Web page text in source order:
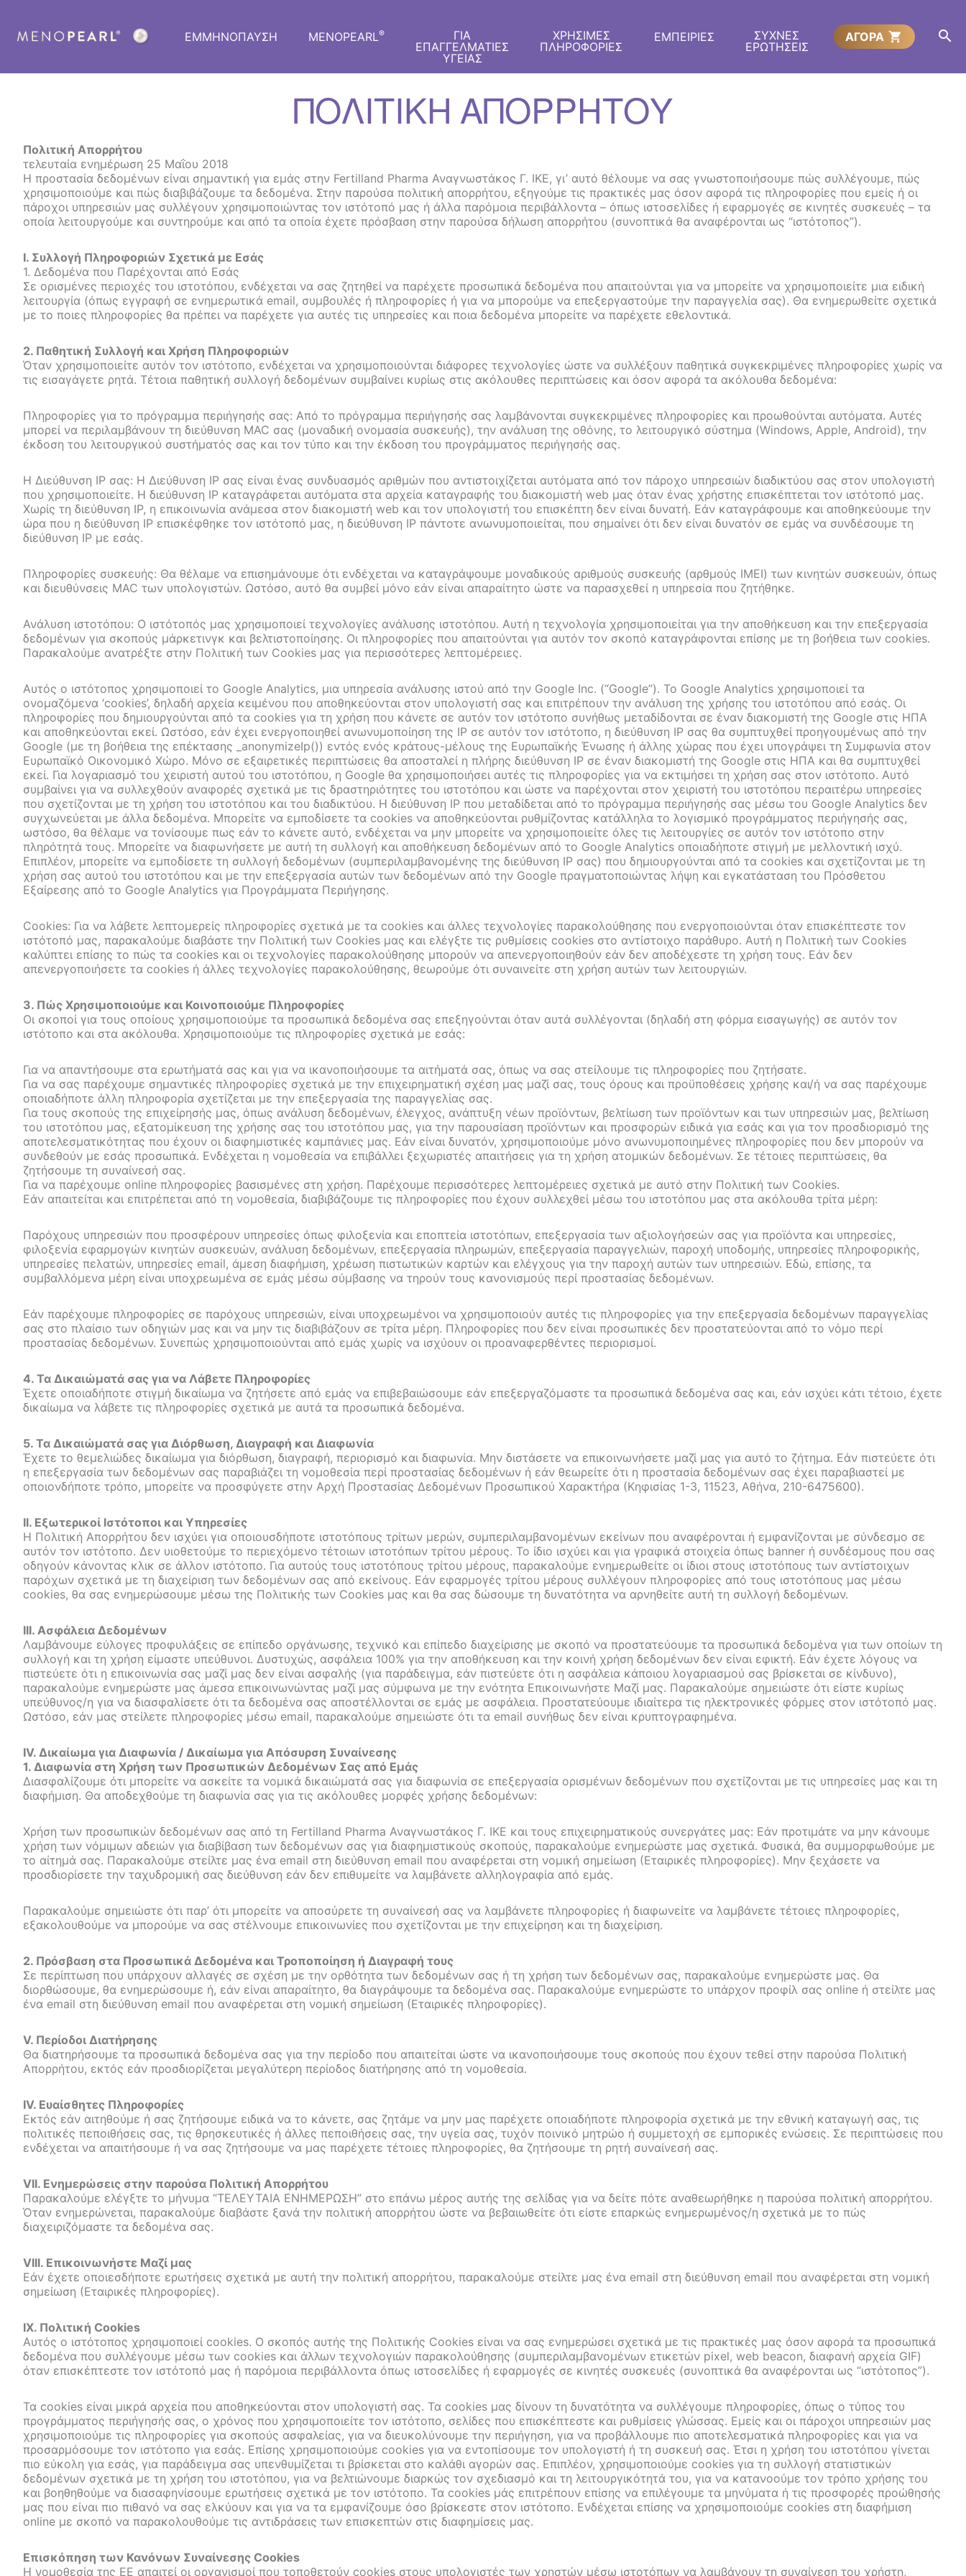
ΕΜΜΗΝΟΠΑΥΣΗ MENOPEARL®
ΓΙΑ
ΕΠΑΓΓΕΛΜΑΤΙΕΣ
ΥΓΕΙΑΣ
ΧΡΗΣΙΜΕΣ
ΠΛΗΡΟΦΟΡΙΕΣ
ΕΜΠΕΙΡΙΕΣ
ΣΥΧΝΕΣ
ΕΡΩΤΗΣΕΙΣ
ΑΓΟΡΑ
ΠΟΛΙΤΙΚΗ ΑΠΟΡΡΗΤΟΥ
Πολιτική Απορρήτου
τελευταία ενημέρωση 25 Μαΐου 2018
Η προστασία δεδομένων είναι σημαντική για εμάς στην Fertilland Pharma Αναγνωστάκος Γ. ΙΚΕ, γι’ αυτό θέλουμε να σας γνωστοποιήσουμε πώς συλλέγουμε, πώς
χρησιμοποιούμε και πώς διαβιβάζουμε τα δεδομένα. Στην παρούσα πολιτική απορρήτου, εξηγούμε τις πρακτικές μας όσον αφορά τις πληροφορίες που εμείς ή οι
πάροχοι υπηρεσιών μας συλλέγουν χρησιμοποιώντας τον ιστότοπό μας ή άλλα παρόμοια περιβάλλοντα – όπως ιστοσελίδες ή εφαρμογές σε κινητές συσκευές – τα
οποία λειτουργούμε και συντηρούμε και από τα οποία έχετε πρόσβαση στην παρούσα δήλωση απορρήτου (συνοπτικά θα αναφέρονται ως “ιστότοπος”).
I. Συλλογή Πληροφοριών Σχετικά με Εσάς
1. Δεδομένα που Παρέχονται από Εσάς
Σε ορισμένες περιοχές του ιστοτόπου, ενδέχεται να σας ζητηθεί να παρέχετε προσωπικά δεδομένα που απαιτούνται για να μπορείτε να χρησιμοποιείτε μια ειδική
λειτουργία (όπως εγγραφή σε ενημερωτικά email, συμβουλές ή πληροφορίες ή για να μπορούμε να επεξεργαστούμε την παραγγελία σας). Θα ενημερωθείτε σχετικά
με το ποιες πληροφορίες θα πρέπει να παρέχετε για αυτές τις υπηρεσίες και ποια δεδομένα μπορείτε να παρέχετε εθελοντικά.
2. Παθητική Συλλογή και Χρήση Πληροφοριών
Όταν χρησιμοποιείτε αυτόν τον ιστότοπο, ενδέχεται να χρησιμοποιούνται διάφορες τεχνολογίες ώστε να συλλέξουν παθητικά συγκεκριμένες πληροφορίες χωρίς να
τις εισαγάγετε ρητά. Τέτοια παθητική συλλογή δεδομένων συμβαίνει κυρίως στις ακόλουθες περιπτώσεις και όσον αφορά τα ακόλουθα δεδομένα:
Πληροφορίες για το πρόγραμμα περιήγησής σας: Από το πρόγραμμα περιήγησής σας λαμβάνονται συγκεκριμένες πληροφορίες και προωθούνται αυτόματα. Αυτές
μπορεί να περιλαμβάνουν τη διεύθυνση MAC σας (μοναδική ονομασία συσκευής), την ανάλυση της οθόνης, το λειτουργικό σύστημα (Windows, Apple, Android), την
έκδοση του λειτουργικού συστήματός σας και τον τύπο και την έκδοση του προγράμματος περιήγησής σας.
Η Διεύθυνση IP σας: Η Διεύθυνση IP σας είναι ένας συνδυασμός αριθμών που αντιστοιχίζεται αυτόματα από τον πάροχo υπηρεσιών διαδικτύου σας στον υπολογιστή
που χρησιμοποιείτε. Η διεύθυνση IP καταγράφεται αυτόματα στα αρχεία καταγραφής του διακομιστή web μας όταν ένας χρήστης επισκέπτεται τον ιστότοπό μας.
Χωρίς τη διεύθυνση IP, η επικοινωνία ανάμεσα στον διακομιστή web και τον υπολογιστή του επισκέπτη δεν είναι δυνατή. Εάν καταγράφουμε και αποθηκεύουμε την
ώρα που η διεύθυνση IP επισκέφθηκε τον ιστότοπό μας, η διεύθυνση IP πάντοτε ανωνυμοποιείται, που σημαίνει ότι δεν είναι δυνατόν σε εμάς να συνδέσουμε τη
διεύθυνση IP με εσάς.
Πληροφορίες συσκευής: Θα θέλαμε να επισημάνουμε ότι ενδέχεται να καταγράψουμε μοναδικούς αριθμούς συσκευής (αρθμούς IMEI) των κινητών συσκευών, όπως
και διευθύνσεις MAC των υπολογιστών. Ωστόσο, αυτό θα συμβεί μόνο εάν είναι απαραίτητο ώστε να παρασχεθεί η υπηρεσία που ζητήθηκε.
Ανάλυση ιστοτόπου: Ο ιστότοπός μας χρησιμοποιεί τεχνολογίες ανάλυσης ιστοτόπου. Αυτή η τεχνολογία χρησιμοποιείται για την αποθήκευση και την επεξεργασία
δεδομένων για σκοπούς μάρκετινγκ και βελτιστοποίησης. Οι πληροφορίες που απαιτούνται για αυτόν τον σκοπό καταγράφονται επίσης με τη βοήθεια των cookies.
Παρακαλούμε ανατρέξτε στην Πολιτική των Cookies μας για περισσότερες λεπτομέρειες.
Αυτός ο ιστότοπος χρησιμοποιεί το Google Analytics, μια υπηρεσία ανάλυσης ιστού από την Google Inc. (“Google”). Το Google Analytics χρησιμοποιεί τα
ονομαζόμενα ‘cookies’, δηλαδή αρχεία κειμένου που αποθηκεύονται στον υπολογιστή σας και επιτρέπουν την ανάλυση της χρήσης του ιστοτόπου από εσάς. Οι
πληροφορίες που δημιουργούνται από τα cookies για τη χρήση που κάνετε σε αυτόν τον ιστότοπο συνήθως μεταδίδονται σε έναν διακομιστή της Google στις ΗΠΑ
και αποθηκεύονται εκεί. Ωστόσο, εάν έχει ενεργοποιηθεί ανωνυμοποίηση της IP σε αυτόν τον ιστότοπο, η διεύθυνση IP σας θα συμπτυχθεί προηγουμένως από την
Google (με τη βοήθεια της επέκτασης _anonymizeIp()) εντός ενός κράτους-μέλους της Ευρωπαϊκής Ένωσης ή άλλης χώρας που έχει υπογράψει τη Συμφωνία στον
Ευρωπαϊκό Οικονομικό Χώρο. Μόνο σε εξαιρετικές περιπτώσεις θα αποσταλεί η πλήρης διεύθυνση IP σε έναν διακομιστή της Google στις ΗΠΑ και θα συμπτυχθεί
εκεί. Για λογαριασμό του χειριστή αυτού του ιστοτόπου, η Google θα χρησιμοποιήσει αυτές τις πληροφορίες για να εκτιμήσει τη χρήση σας στον ιστότοπο. Αυτό
συμβαίνει για να συλλεχθούν αναφορές σχετικά με τις δραστηριότητες του ιστοτόπου και ώστε να παρέχονται στον χειριστή του ιστοτόπου περαιτέρω υπηρεσίες
που σχετίζονται με τη χρήση του ιστοτόπου και του διαδικτύου. Η διεύθυνση IP που μεταδίδεται από το πρόγραμμα περιήγησής σας μέσω του Google Analytics δεν
συγχωνεύεται με άλλα δεδομένα. Μπορείτε να εμποδίσετε τα cookies να αποθηκεύονται ρυθμίζοντας κατάλληλα το λογισμικό προγράμματος περιήγησής σας,
ωστόσο, θα θέλαμε να τονίσουμε πως εάν το κάνετε αυτό, ενδέχεται να μην μπορείτε να χρησιμοποιείτε όλες τις λειτουργίες σε αυτόν τον ιστότοπο στην
πληρότητά τους. Μπορείτε να διαφωνήσετε με αυτή τη συλλογή και αποθήκευση δεδομένων από το Google Analytics οποιαδήποτε στιγμή με μελλοντική ισχύ.
Επιπλέον, μπορείτε να εμποδίσετε τη συλλογή δεδομένων (συμπεριλαμβανομένης της διεύθυνση IP σας) που δημιουργούνται από τα cookies και σχετίζονται με τη
χρήση σας αυτού του ιστοτόπου και με την επεξεργασία αυτών των δεδομένων από την Google πραγματοποιώντας λήψη και εγκατάσταση του Πρόσθετου
Εξαίρεσης από το Google Analytics για Προγράμματα Περιήγησης.
Cookies: Για να λάβετε λεπτομερείς πληροφορίες σχετικά με τα cookies και άλλες τεχνολογίες παρακολούθησης που ενεργοποιούνται όταν επισκέπτεστε τον
ιστότοπό μας, παρακαλούμε διαβάστε την Πολιτική των Cookies μας και ελέγξτε τις ρυθμίσεις cookies στο αντίστοιχο παράθυρο. Αυτή η Πολιτική των Cookies
καλύπτει επίσης το πώς τα cookies και οι τεχνολογίες παρακολούθησης μπορούν να απενεργοποιηθούν εάν δεν αποδέχεστε τη χρήση τους. Εάν δεν
απενεργοποιήσετε τα cookies ή άλλες τεχνολογίες παρακολούθησης, θεωρούμε ότι συναινείτε στη χρήση αυτών των λειτουργιών.
3. Πώς Χρησιμοποιούμε και Κοινοποιούμε Πληροφορίες
Οι σκοποί για τους οποίους χρησιμοποιούμε τα προσωπικά δεδομένα σας επεξηγούνται όταν αυτά συλλέγονται (δηλαδή στη φόρμα εισαγωγής) σε αυτόν τον
ιστότοπο και στα ακόλουθα. Χρησιμοποιούμε τις πληροφορίες σχετικά με εσάς:
Για να απαντήσουμε στα ερωτήματά σας και για να ικανοποιήσουμε τα αιτήματά σας, όπως να σας στείλουμε τις πληροφορίες που ζητήσατε.
Για να σας παρέχουμε σημαντικές πληροφορίες σχετικά με την επιχειρηματική σχέση μας μαζί σας, τους όρους και προϋποθέσεις χρήσης και/ή να σας παρέχουμε
οποιαδήποτε άλλη πληροφορία σχετίζεται με την επεξεργασία της παραγγελίας σας.
Για τους σκοπούς της επιχείρησής μας, όπως ανάλυση δεδομένων, έλεγχος, ανάπτυξη νέων προϊόντων, βελτίωση των προϊόντων και των υπηρεσιών μας, βελτίωση
του ιστοτόπου μας, εξατομίκευση της χρήσης σας του ιστοτόπου μας, για την παρουσίαση προϊόντων και προσφορών ειδικά για εσάς και για τον προσδιορισμό της
αποτελεσματικότητας που έχουν οι διαφημιστικές καμπάνιες μας. Εάν είναι δυνατόν, χρησιμοποιούμε μόνο ανωνυμοποιημένες πληροφορίες που δεν μπορούν να
συνδεθούν με εσάς προσωπικά. Ενδέχεται η νομοθεσία να επιβάλλει ξεχωριστές απαιτήσεις για τη χρήση ατομικών δεδομένων. Σε τέτοιες περιπτώσεις, θα
ζητήσουμε τη συναίνεσή σας.
Για να παρέχουμε online πληροφορίες βασισμένες στη χρήση. Παρέχουμε περισσότερες λεπτομέρειες σχετικά με αυτό στην Πολιτική των Cookies.
Εάν απαιτείται και επιτρέπεται από τη νομοθεσία, διαβιβάζουμε τις πληροφορίες που έχουν συλλεχθεί μέσω του ιστοτόπου μας στα ακόλουθα τρίτα μέρη:
Παρόχους υπηρεσιών που προσφέρουν υπηρεσίες όπως φιλοξενία και εποπτεία ιστοτόπων, επεξεργασία των αξιολογήσεών σας για προϊόντα και υπηρεσίες,
φιλοξενία εφαρμογών κινητών συσκευών, ανάλυση δεδομένων, επεξεργασία πληρωμών, επεξεργασία παραγγελιών, παροχή υποδομής, υπηρεσίες πληροφορικής,
υπηρεσίες πελατών, υπηρεσίες email, άμεση διαφήμιση, χρέωση πιστωτικών καρτών και ελέγχους για την παροχή αυτών των υπηρεσιών. Εδώ, επίσης, τα
συμβαλλόμενα μέρη είναι υποχρεωμένα σε εμάς μέσω σύμβασης να τηρούν τους κανονισμούς περί προστασίας δεδομένων.
Εάν παρέχουμε πληροφορίες σε παρόχους υπηρεσιών, είναι υποχρεωμένοι να χρησιμοποιούν αυτές τις πληροφορίες για την επεξεργασία δεδομένων παραγγελίας
σας στο πλαίσιο των οδηγιών μας και να μην τις διαβιβάζουν σε τρίτα μέρη. Πληροφορίες που δεν είναι προσωπικές δεν προστατεύονται από το νόμο περί
προστασίας δεδομένων. Συνεπώς χρησιμοποιούνται από εμάς χωρίς να ισχύουν οι προαναφερθέντες περιορισμοί.
4. Τα Δικαιώματά σας για να Λάβετε Πληροφορίες
Έχετε οποιαδήποτε στιγμή δικαίωμα να ζητήσετε από εμάς να επιβεβαιώσουμε εάν επεξεργαζόμαστε τα προσωπικά δεδομένα σας και, εάν ισχύει κάτι τέτοιο, έχετε
δικαίωμα να λάβετε τις πληροφορίες σχετικά με αυτά τα προσωπικά δεδομένα.
5. Τα Δικαιώματά σας για Διόρθωση, Διαγραφή και Διαφωνία
Έχετε το θεμελιώδες δικαίωμα για διόρθωση, διαγραφή, περιορισμό και διαφωνία. Μην διστάσετε να επικοινωνήσετε μαζί μας για αυτό το ζήτημα. Εάν πιστεύετε ότι
η επεξεργασία των δεδομένων σας παραβιάζει τη νομοθεσία περί προστασίας δεδομένων ή εάν θεωρείτε ότι η προστασία δεδομένων σας έχει παραβιαστεί με
οποιονδήποτε τρόπο, μπορείτε να προσφύγετε στην Αρχή Προστασίας Δεδομένων Προσωπικού Χαρακτήρα (Κηφισίας 1-3, 11523, Αθήνα, 210-6475600).
ΙΙ. Εξωτερικοί Ιστότοποι και Υπηρεσίες
Η Πολιτική Απορρήτου δεν ισχύει για οποιουσδήποτε ιστοτόπους τρίτων μερών, συμπεριλαμβανομένων εκείνων που αναφέρονται ή εμφανίζονται με σύνδεσμο σε
αυτόν τον ιστότοπο. Δεν υιοθετούμε το περιεχόμενο τέτοιων ιστοτόπων τρίτου μέρους. Το ίδιο ισχύει και για γραφικά στοιχεία όπως banner ή συνδέσμους που σας
οδηγούν κάνοντας κλικ σε άλλον ιστότοπο. Για αυτούς τους ιστοτόπους τρίτου μέρους, παρακαλούμε ενημερωθείτε οι ίδιοι στους ιστοτόπους των αντίστοιχων
παρόχων σχετικά με τη διαχείριση των δεδομένων σας από εκείνους. Εάν εφαρμογές τρίτου μέρους συλλέγουν πληροφορίες από τους ιστοτόπους μας μέσω
cookies, θα σας ενημερώσουμε μέσω της Πολιτικής των Cookies μας και θα σας δώσουμε τη δυνατότητα να αρνηθείτε αυτή τη συλλογή δεδομένων.
ΙΙΙ. Ασφάλεια Δεδομένων
Λαμβάνουμε εύλογες προφυλάξεις σε επίπεδο οργάνωσης, τεχνικό και επίπεδο διαχείρισης με σκοπό να προστατεύουμε τα προσωπικά δεδομένα για των οποίων τη
συλλογή και τη χρήση είμαστε υπεύθυνοι. Δυστυχώς, ασφάλεια 100% για την αποθήκευση και την κοινή χρήση δεδομένων δεν είναι εφικτή. Εάν έχετε λόγους να
πιστεύετε ότι η επικοινωνία σας μαζί μας δεν είναι ασφαλής (για παράδειγμα, εάν πιστεύετε ότι η ασφάλεια κάποιου λογαριασμού σας βρίσκεται σε κίνδυνο),
παρακαλούμε ενημερώστε μας άμεσα επικοινωνώντας μαζί μας σύμφωνα με την ενότητα Επικοινωνήστε Μαζί μας. Παρακαλούμε σημειώστε ότι είστε κυρίως
υπεύθυνος/η για να διασφαλίσετε ότι τα δεδομένα σας αποστέλλονται σε εμάς με ασφάλεια. Προστατεύουμε ιδιαίτερα τις ηλεκτρονικές φόρμες στον ιστότοπό μας.
Ωστόσο, εάν μας στείλετε πληροφορίες μέσω email, παρακαλούμε σημειώστε ότι τα email συνήθως δεν είναι κρυπτογραφημένα.
IV. Δικαίωμα για Διαφωνία / Δικαίωμα για Απόσυρση Συναίνεσης
1. Διαφωνία στη Χρήση των Προσωπικών Δεδομένων Σας από Εμάς
Διασφαλίζουμε ότι μπορείτε να ασκείτε τα νομικά δικαιώματά σας για διαφωνία σε επεξεργασία ορισμένων δεδομένων που σχετίζονται με τις υπηρεσίες μας και τη
διαφήμιση. Θα αποδεχθούμε τη διαφωνία σας για τις ακόλουθες μορφές χρήσης δεδομένων:
Χρήση των προσωπικών δεδομένων σας από τη Fertilland Pharma Αναγνωστάκος Γ. ΙΚΕ και τους επιχειρηματικούς συνεργάτες μας: Εάν προτιμάτε να μην κάνουμε
χρήση των νόμιμων αδειών για διαβίβαση των δεδομένων σας για διαφημιστικούς σκοπούς, παρακαλούμε ενημερώστε μας σχετικά. Φυσικά, θα συμμορφωθούμε με
το αίτημά σας. Παρακαλούμε στείλτε μας ένα email στη διεύθυνση email που αναφέρεται στη νομική σημείωση (Εταιρικές πληροφορίες). Μην ξεχάσετε να
προσδιορίσετε την ταχυδρομική σας διεύθυνση εάν δεν επιθυμείτε να λαμβάνετε αλληλογραφία από εμάς.
Παρακαλούμε σημειώστε ότι παρ’ ότι μπορείτε να αποσύρετε τη συναίνεσή σας να λαμβάνετε πληροφορίες ή διαφωνείτε να λαμβάνετε τέτοιες πληροφορίες,
εξακολουθούμε να μπορούμε να σας στέλνουμε επικοινωνίες που σχετίζονται με την επιχείρηση και τη διαχείριση.
2. Πρόσβαση στα Προσωπικά Δεδομένα και Τροποποίηση ή Διαγραφή τους
Σε περίπτωση που υπάρχουν αλλαγές σε σχέση με την ορθότητα των δεδομένων σας ή τη χρήση των δεδομένων σας, παρακαλούμε ενημερώστε μας. Θα
διορθώσουμε, θα ενημερώσουμε ή, εάν είναι απαραίτητο, θα διαγράψουμε τα δεδομένα σας. Παρακαλούμε ενημερώστε το υπάρχον προφίλ σας online ή στείλτε μας
ένα email στη διεύθυνση email που αναφέρεται στη νομική σημείωση (Εταιρικές πληροφορίες).
V. Περίοδοι Διατήρησης
Θα διατηρήσουμε τα προσωπικά δεδομένα σας για την περίοδο που απαιτείται ώστε να ικανοποιήσουμε τους σκοπούς που έχουν τεθεί στην παρούσα Πολιτική
Απορρήτου, εκτός εάν προσδιορίζεται μεγαλύτερη περίοδος διατήρησης από τη νομοθεσία.
IV. Ευαίσθητες Πληροφορίες
Εκτός εάν αιτηθούμε ή σας ζητήσουμε ειδικά να το κάνετε, σας ζητάμε να μην μας παρέχετε οποιαδήποτε πληροφορία σχετικά με την εθνική καταγωγή σας, τις
πολιτικές πεποιθήσεις σας, τις θρησκευτικές ή άλλες πεποιθήσεις σας, την υγεία σας, τυχόν ποινικό μητρώο ή συμμετοχή σε εμπορικές ενώσεις. Σε περιπτώσεις που
ενδέχεται να απαιτήσουμε ή να σας ζητήσουμε να μας παρέχετε τέτοιες πληροφορίες, θα ζητήσουμε τη ρητή συναίνεσή σας.
VII. Ενημερώσεις στην παρούσα Πολιτική Απορρήτου
Παρακαλούμε ελέγξτε το μήνυμα “ΤΕΛΕΥΤΑΙΑ ΕΝΗΜΕΡΩΣΗ” στο επάνω μέρος αυτής της σελίδας για να δείτε πότε αναθεωρήθηκε η παρούσα πολιτική απορρήτου.
Όταν ενημερώνεται, παρακαλούμε διαβάστε ξανά την πολιτική απορρήτου ώστε να βεβαιωθείτε ότι είστε επαρκώς ενημερωμένος/η σχετικά με το πώς
διαχειριζόμαστε τα δεδομένα σας.
VIII. Επικοινωνήστε Μαζί μας
Εάν έχετε οποιεσδήποτε ερωτήσεις σχετικά με αυτή την πολιτική απορρήτου, παρακαλούμε στείλτε μας ένα email στη διεύθυνση email που αναφέρεται στη νομική
σημείωση (Εταιρικές πληροφορίες).
IX. Πολιτική Cookies
Αυτός ο ιστότοπος χρησιμοποιεί cookies. Ο σκοπός αυτής της Πολιτικής Cookies είναι να σας ενημερώσει σχετικά με τις πρακτικές μας όσον αφορά τα προσωπικά
δεδομένα που συλλέγουμε μέσω των cookies και άλλων τεχνολογιών παρακολούθησης (συμπεριλαμβανομένων ετικετών pixel, web beacon, διαφανή αρχεία GIF)
όταν επισκέπτεστε τον ιστότοπό μας ή παρόμοια περιβάλλοντα όπως ιστοσελίδες ή εφαρμογές σε κινητές συσκευές (συνοπτικά θα αναφέρονται ως “ιστότοπος”).
Τα cookies είναι μικρά αρχεία που αποθηκεύονται στον υπολογιστή σας. Τα cookies μας δίνουν τη δυνατότητα να συλλέγουμε πληροφορίες, όπως ο τύπος του
προγράμματος περιήγησής σας, ο χρόνος που χρησιμοποιείτε τον ιστότοπο, σελίδες που επισκέπτεστε και ρυθμίσεις γλώσσας. Εμείς και οι πάροχοι υπηρεσιών μας
χρησιμοποιούμε τις πληροφορίες για σκοπούς ασφαλείας, για να διευκολύνουμε την περιήγηση, για να προβάλλουμε πιο αποτελεσματικά πληροφορίες και για να
προσαρμόσουμε τον ιστότοπο για εσάς. Επίσης χρησιμοποιούμε cookies για να εντοπίσουμε τον υπολογιστή ή τη συσκευή σας. Έτσι η χρήση του ιστοτόπου γίνεται
πιο εύκολη για εσάς, για παράδειγμα σας υπενθυμίζεται τι βρίσκεται στο καλάθι αγορών σας. Επιπλέον, χρησιμοποιούμε cookies για τη συλλογή στατιστικών
δεδομένων σχετικά με τη χρήση του ιστοτόπου, για να βελτιώνουμε διαρκώς τον σχεδιασμό και τη λειτουργικότητά του, για να κατανοούμε τον τρόπο χρήσης του
και βοηθηθούμε να διασαφηνίσουμε ερωτήσεις σχετικά με τον ιστότοπο. Τα cookies μάς επιτρέπουν επίσης να επιλέγουμε τα μηνύματα ή τις προσφορές προώθησής
μας που είναι πιο πιθανό να σας ελκύουν και για να τα εμφανίζουμε όσο βρίσκεστε στον ιστότοπο. Ενδέχεται επίσης να χρησιμοποιούμε cookies στη διαφήμιση
online με σκοπό να παρακολουθούμε τις αντιδράσεις των επισκεπτών στις διαφημίσεις μας.
Επισκόπηση των Κανόνων Συναίνεσης Cookies
Η νομοθεσία της ΕΕ απαιτεί οι οργανισμοί που τοποθετούν cookies στους υπολογιστές των χρηστών μέσω ιστοτόπων να λαμβάνουν τη συναίνεση του χρήστη,